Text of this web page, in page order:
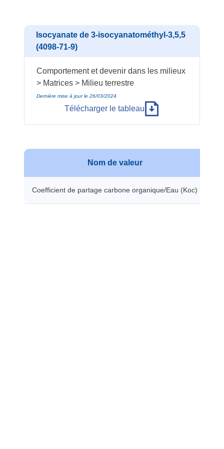
Isocyanate de 3-isocyanatométhyl-3,5,5
(4098-71-9)
Comportement et devenir dans les milieux
> Matrices > Milieu terrestre
Dernière mise à jour le 26/03/2024
Télécharger le tableau
Nom de valeur
Coefficient de partage carbone organique/Eau (Koc)